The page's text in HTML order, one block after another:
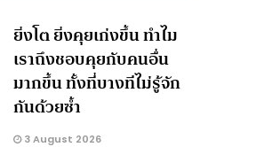
ยิ่งโต ยิ่งคุยเก่งขึ้น ทำไม
เราถึงชอบคุยกับคนอื่น
มากขึ้น ทั้งที่บางทีไม่รู้จัก
กันด้วยซ้ำ
3 August 2026